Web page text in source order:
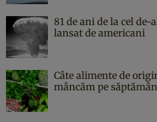
81 de ani de la cel
lansat de americani
Câte alimente de
mâncăm pe